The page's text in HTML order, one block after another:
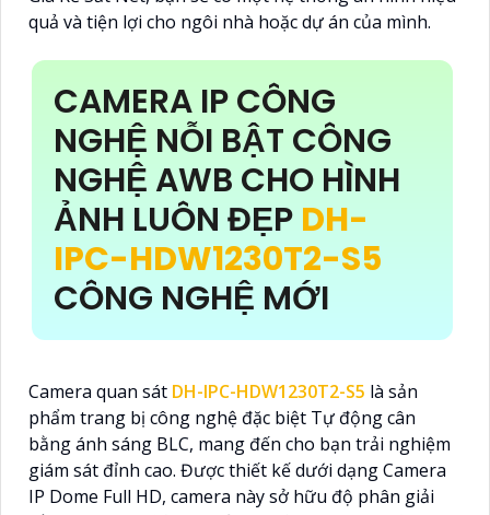
quả và tiện lợi cho ngôi nhà hoặc dự án của mình.
CAMERA IP CÔNG
NGHỆ NỖI BẬT CÔNG
NGHỆ AWB CHO HÌNH
ẢNH LUÔN ĐẸP DH-
IPC-HDW1230T2-S5
CÔNG NGHỆ MỚI
Camera quan sát DH-IPC-HDW1230T2-S5 là sản
phẩm trang bị công nghệ đặc biệt Tự động cân
bằng ánh sáng BLC, mang đến cho bạn trải nghiệm
giám sát đỉnh cao. Được thiết kế dưới dạng Camera
IP Dome Full HD, camera này sở hữu độ phân giải